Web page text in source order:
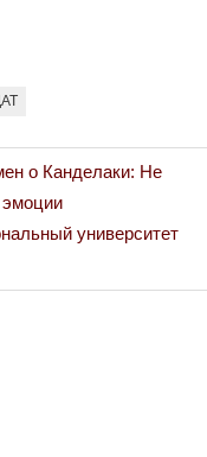
о Канделаки: Не
университет